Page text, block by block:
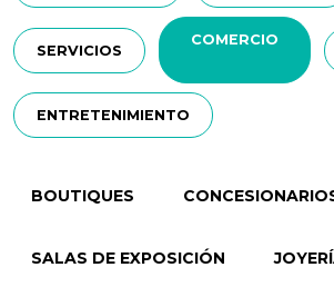
SERVICIOS
COMERCIO
ENTRETENIMIENTO
BOUTIQUES
SALAS DE EXPOSICIÓN